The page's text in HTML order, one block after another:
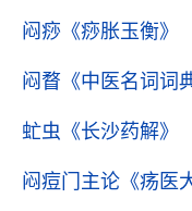
闷痧 《痧胀玉衡》
闷瞀 《中医名词词
虻虫 《长沙药解》
闷痘门主论 《疡医